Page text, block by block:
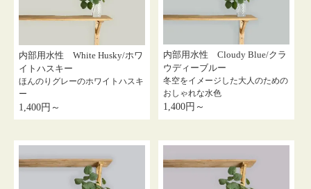
内部用水性 White Husky/ホワ
イトハスキー
ほんのりグレーのホワイトハスキ
ー
1,400円～
内部用水性 Cloudy Blue/クラ
ウディーブルー
冬空をイメージした大人のための
おしゃれな水色
1,400円～